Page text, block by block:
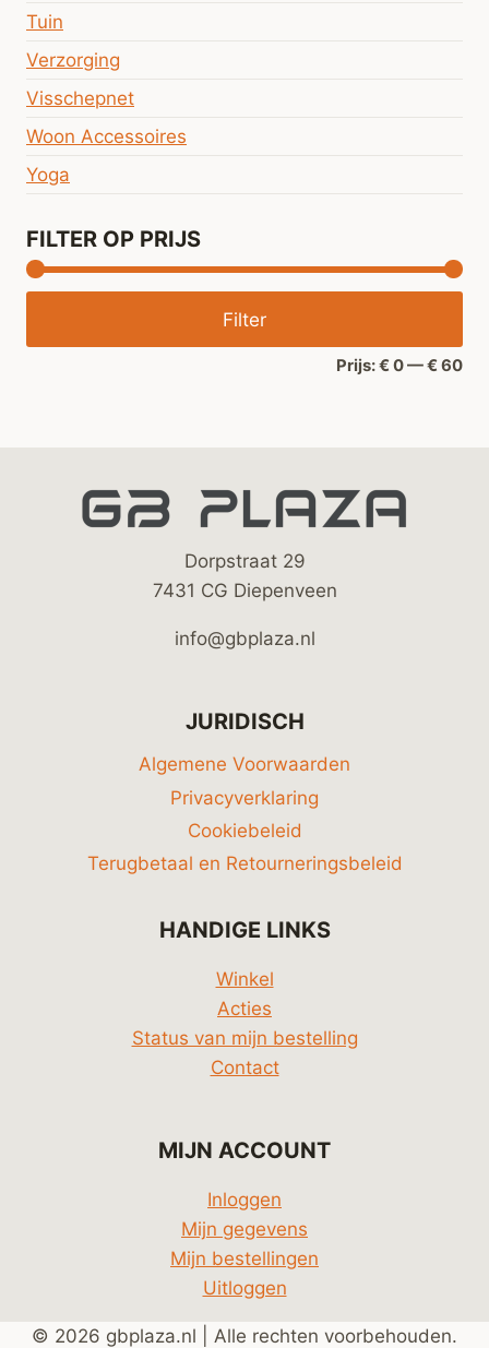
Tuin
Verzorging
Visschepnet
Woon Accessoires
Yoga
FILTER OP PRIJS
Filter
Prijs:€ 0—€ 60
Dorpstraat 29
7431 CG Diepenveen
info@gbplaza.nl
JURIDISCH
Algemene Voorwaarden
Privacyverklaring
Cookiebeleid
Terugbetaal en Retourneringsbeleid
HANDIGE LINKS
Winkel
Acties
Status van mijn bestelling
Contact
MIJN ACCOUNT
Inloggen
Mijn gegevens
Mijn bestellingen
Uitloggen
© 2026 gbplaza.nl | Alle rechten voorbehouden.